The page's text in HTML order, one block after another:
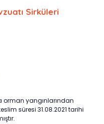
Sirküleri
orman yangınlarından
süresi 31.08.2021 tarihi